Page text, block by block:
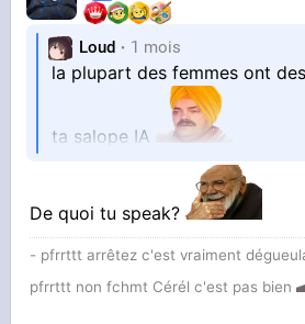
Loud 1 mois
la plupart des femmes ont
ta salope IA
rejoins des millions de
De quoi tu speak?
- pfrrttt arrêtez c'est vraiment
pfrrttt non fchmt Cérél c'est pas bien